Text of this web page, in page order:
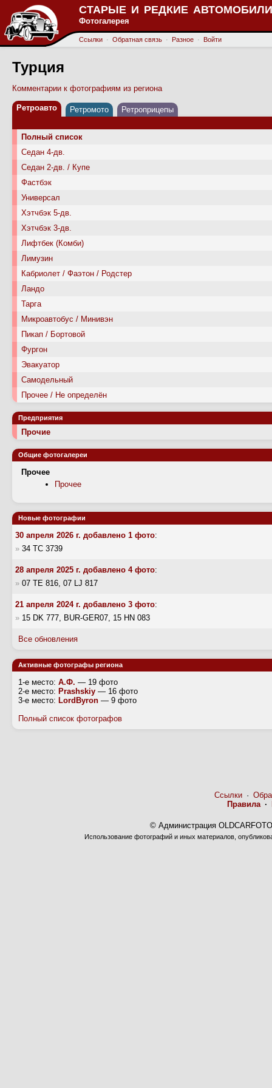
СТАРЫЕ И РЕДКИЕ
Фотогалерея
Ссылки · Обратная связь · Разное · Войти
Турция
Комментарии к фотографиям из региона
Ретроавто Ретромото Ретроприцепы
Полный список
Седан 4-дв.
Седан 2-дв. / Купе
Фастбэк
Универсал
Хэтчбэк 5-дв.
Хэтчбэк 3-дв.
Лифтбек (Комби)
Лимузин
Кабриолет / Фаэтон / Родстер
Ландо
Тарга
Микроавтобус / Минивэн
Пикап / Бортовой
Фургон
Эвакуатор
Самодельный
Прочее / Не определён
Предприятия
Прочие
Общие фотогалереи
Прочее
Прочее
Новые фотографии
30 апреля 2026 г. добавлено 1 фото:
» 34 TC 3739
28 апреля 2025 г. добавлено 4 фото:
» 07 TE 816, 07 LJ 817
21 апреля 2024 г. добавлено 3 фото:
» 15 DK 777, BUR-GER07, 15 HN 083
Все обновления
Активные фотографы региона
1-е место: А.Ф. — 19 фото
2-е место: Prashskiy — 16 фото
3-е место: LordByron — 9 фото
Полный список фотографов
Ссылки·
Правила·
© Администрация
Использование фотографий и иных материалов,